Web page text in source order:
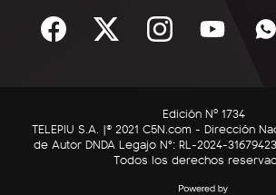
Sociedad
C5N Autos
RatingCero
Términos y condiciones
Edición Nº 1734
TELEPIU S.A. |© 2021 C5N.com - Dirección
de Autor DNDA Legajo N°: RL-2024-
Todos los derechos